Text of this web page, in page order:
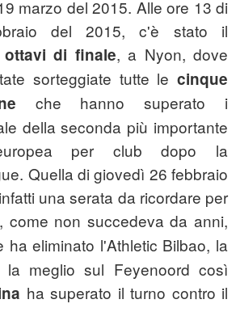
marzo del 2015. Alle ore 13 di
del 2015, c'è stato il
di finale, a Nyon, dove
sorteggiate tutte le cinque
che hanno superato i
della seconda più importante
per club dopo la
Quella di giovedì 26 febbraio
una serata da ricordare per
, come non succedeva da anni,
ha eliminato l'Athletic Bilbao, la
meglio sul Feyenoord così
ha superato il turno contro il